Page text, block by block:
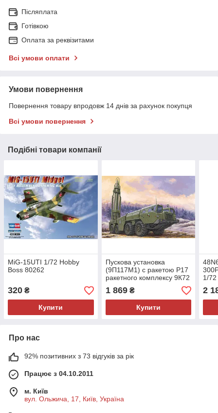
Післяплата
Готівкою
Оплата за реквізитами
Всі умови оплати
Умови повернення
Повернення товару впродовж 14 днів за рахунок покупця
Всі умови повернення
Подібні товари компанії
MiG-15UTI 1/72 Hobby
Boss 80262
320 ₴
Купити
Пускова установка
(9П117М1) с ракетою Р17
ракетного комплексу 9К72
"Эльбрус" (Скад Б) 1/72
HobbyBoss 82939
1 869₴
Купити
1/
2
Про нас
92% позитивних з 73 відгуків за рік
Працює з 04.10.2011
м. Київ
вул. Ольжича, 17, Київ, Україна